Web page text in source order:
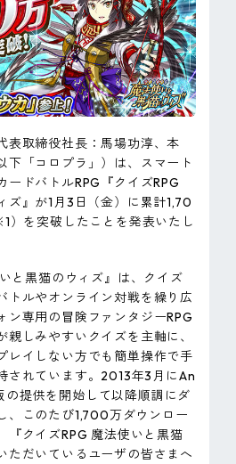
表取締役社長：馬場功淳、本
下「コロプラ」）は、スマート
ードバトルRPG『クイズRPG
ズ』が1月3日（金）に累計1,70
）を突破したことを発表いたし
と黒猫のウィズ』は、クイズ
トルやオンライン対戦を繰り広
ン専用の冒険ファンタジーRPG
親しみやすいクイズを主軸に、
レイしない方でも簡単操作で手
されています。2013年3月にAn
提供を開始して以降順調にダ
、このたび1,700万ダウンロー
『クイズRPG 魔法使いと黒猫
ただいているユーザの皆さまへ